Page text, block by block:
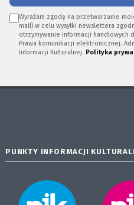
Wyrażam zgodę na przetwarzanie
mail) w celu wysyłki newslettera
otrzymywanie informacji handlowych
Prawa komunikacji elektronicznej.
Informacji Kulturalnej. Polityka
PUNKTY INFORMACJI